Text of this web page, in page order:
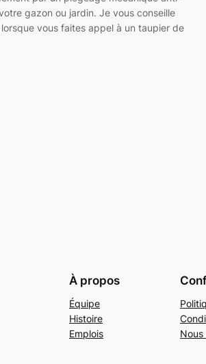
gazon ou jardin. Je vous conseille
lorsque vous faites appel à un taupier de
À propos
Équipe
Histoire
Emplois